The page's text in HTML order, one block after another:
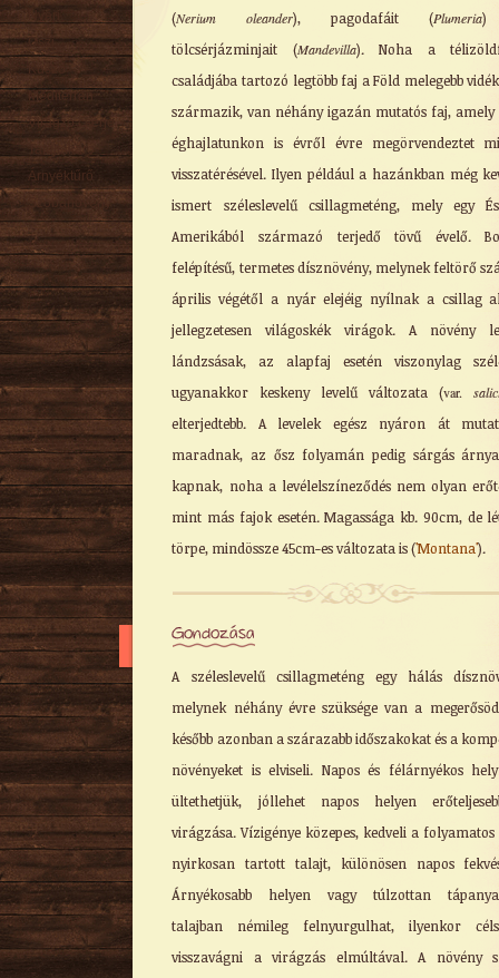
(Nerium oleander), pagodafáit (Plumeria)
tölcsérjázminjait (Mandevilla). Noha a
családjába tartozó legtöbb faj a Föld melegebb
származik, van néhány igazán mutatós faj,
éghajlatunkon is évről évre megörvendeztet
visszatérésével. Ilyen például a hazánkban még
ismert széleslevelű csillagmeténg, mely egy
Amerikából származó terjedő tövű évelő.
felépítésű, termetes dísznövény, melynek feltörő
április végétől a nyár elejéig nyílnak a csillag
jellegzetesen világoskék virágok. A növény
lándzsásak, az alapfaj esetén viszonylag
ugyanakkor keskeny levelű változata (var.
elterjedtebb. A levelek egész nyáron át
maradnak, az ősz folyamán pedig sárgás
kapnak, noha a levélelszíneződés nem olyan
mint más fajok esetén. Magassága kb. 90cm, de
törpe, mindössze 45cm-es változata is ('Montana').
Gondozása
A széleslevelű csillagmeténg egy hálás
melynek néhány évre szüksége van a
később azonban a szárazabb időszakokat és a
növényeket is elviseli. Napos és félárnyékos
ültethetjük, jóllehet napos helyen
virágzása. Vízigénye közepes, kedveli a folyamatos
nyirkosan tartott talajt, különösen napos
Árnyékosabb helyen vagy túlzottan
talajban némileg felnyurgulhat, ilyenkor
visszavágni a virágzás elmúltával. A növény
Őszi
Kúszó
Mediterrán
Virágzó cserje
Talajtakaró
Árnyéktűrő
Szobanövény